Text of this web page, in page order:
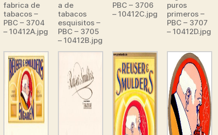
fabrica de
tabacos –
PBC – 3704
– 10412A.jpg
a de
tabacos
esquisitos –
PBC – 3705
– 10412B.jpg
PBC – 3706
– 10412C.jpg
puros
primeros –
PBC – 3707
– 10412D.jpg